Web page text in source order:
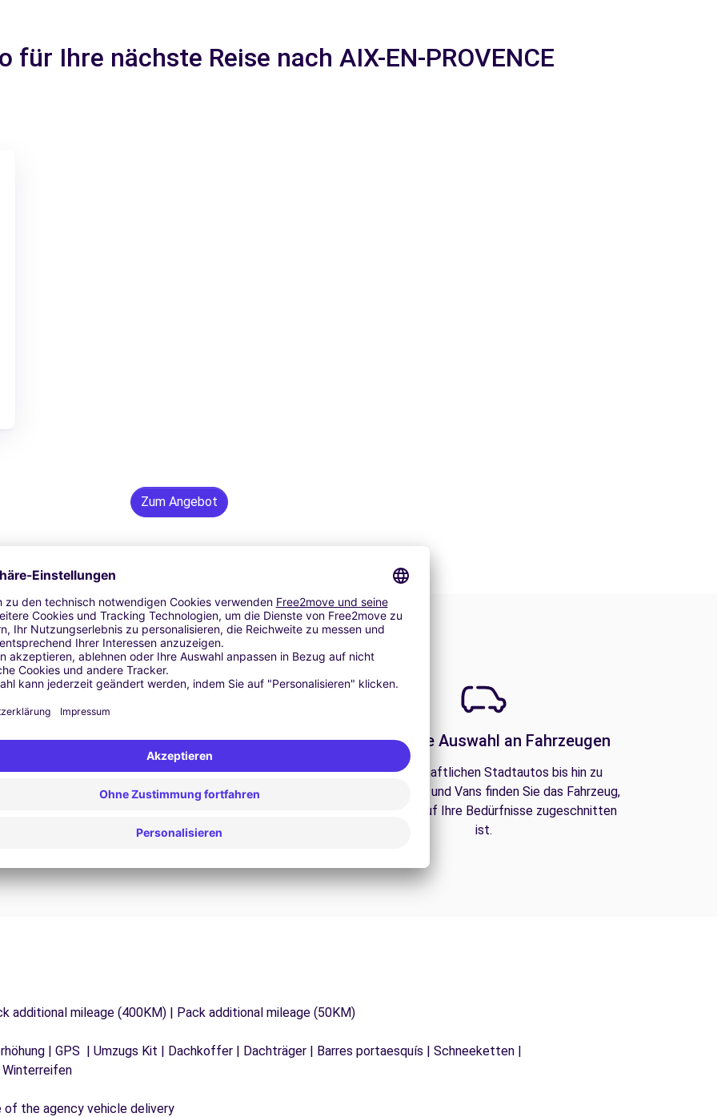
für Ihre nächste Reise nach AIX-EN-PROVENCE
Zum Angebot
24/7 Unterstützung
Probleme auf der Straße? Unser Support-Service
ist jederzeit verfügbar, um eine
Eine große Auswahl an Fahrzeugen
Von wirtschaftlichen Stadtautos bis hin zu
Familien-SUVs und Vans finden Sie das Fahrzeug,
das perfekt auf Ihre Bedürfnisse zugeschnitten
ist.
additional mileage (400KM) | Pack additional mileage (50KM)
| GPS | Umzugs Kit | Dachkoffer | Dachträger | Barres portaesquís | Schneeketten |
Winterreifen
the agency vehicle delivery